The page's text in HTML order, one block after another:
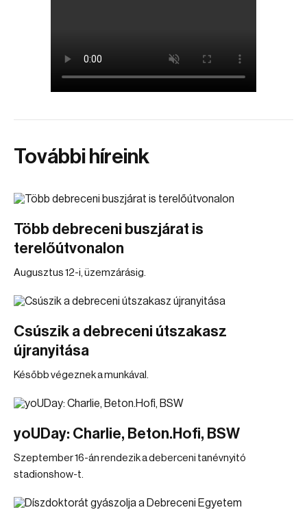
További híreink
Több debreceni buszjárat is
terelőútvonalon
Augusztus 12-i, üzemzárásig.
Csúszik a debreceni útszakasz
újranyitása
Később végeznek a munkával.
yoUDay: Charlie, Beton.Hofi, BSW
Szeptember 16-án rendezik a deberceni tanévnyitó
stadionshow-t.